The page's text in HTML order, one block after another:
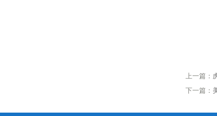
上一篇：
下一篇：